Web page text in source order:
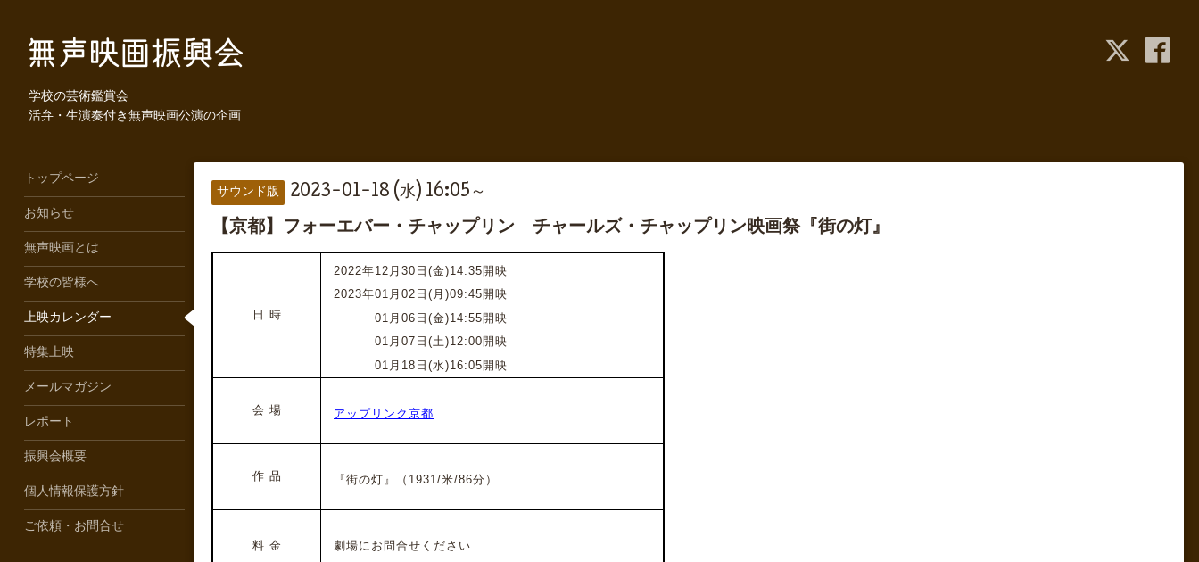
学校の芸術鑑賞会
活弁・生演奏付き無声映画公演の企画
サウンド版 2023-01-18 (水) 16:05～
【京都】フォーエバー・チャップリン チャールズ・チャップリン映画祭『街の灯』
日 時
2022年12月30日(金)14:35開映
2023年01月02日(月)09:45開映
01月06日(金)14:55開映
01月07日(土)12:00開映
01月18日(水)16:05開映
会 場 アップリンク京都
作 品 『街の灯』（1931/米/86分）
料 金 劇場にお問合せください
トップページ
お知らせ
無声映画とは
学校の皆様へ
上映カレンダー
特集上映
メールマガジン
レポート
振興会概要
個人情報保護方針
ご依頼・お問合せ